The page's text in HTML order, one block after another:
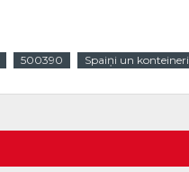
500390 Spaiņi un konteineri